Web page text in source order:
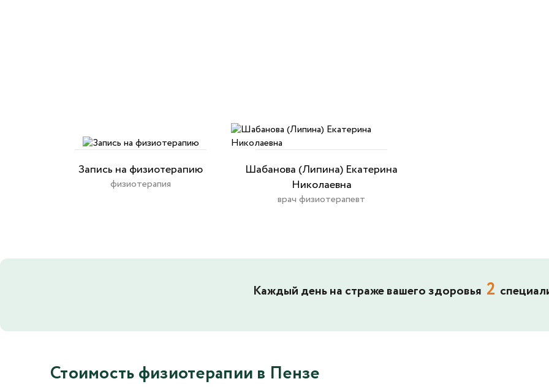
Запись на физиотерапию
физиотерапия
Шабанова (Липина) Екатерина
Николаевна
врач физиотерапевт
Каждый день на страже вашего здоровья 2
Стоимость физиотерапии в Пензе